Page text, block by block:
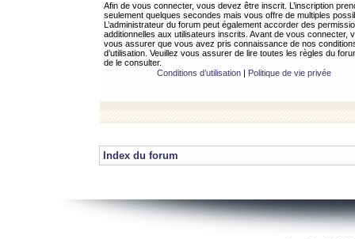
Afin de vous connecter, vous devez être inscrit. L’inscription
seulement quelques secondes mais vous offre de multiples
L’administrateur du forum peut également accorder des
additionnelles aux utilisateurs inscrits. Avant de vous connecter,
vous assurer que vous avez pris connaissance de nos
d’utilisation. Veuillez vous assurer de lire toutes les règles du
de le consulter.
Conditions d’utilisation| Politique de vie privée
Index du forum